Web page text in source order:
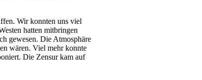
Wir konnten uns viel
hatten mitbringen
gewesen. Die Atmosphäre
wären. Viel mehr konnte
Die Zensur kam auf